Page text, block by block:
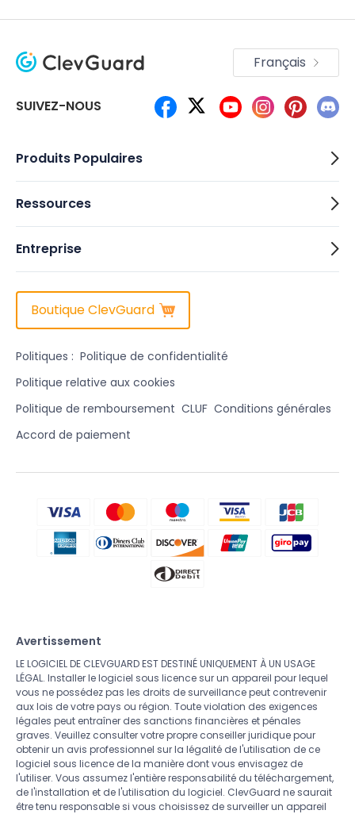
SUIVEZ-NOUS
Français
Produits Populaires
Ressources
Entreprise
Boutique ClevGuard
Politiques : Politique de confidentialité
Politique relative aux cookies
Politique de remboursement CLUF Conditions générales
Accord de paiement
Avertissement
LE LOGICIEL DE CLEVGUARD EST DESTINÉ UNIQUEMENT À UN USAGE
LÉGAL. Installer le logiciel sous licence sur un appareil pour lequel
vous ne possédez pas les droits de surveillance peut contrevenir
aux lois de votre pays ou région. Toute violation des exigences
légales peut entraîner des sanctions financières et pénales
graves. Veuillez consulter votre propre conseiller juridique pour
obtenir un avis professionnel sur la légalité de l'utilisation de ce
logiciel sous licence de la manière dont vous envisagez de
l'utiliser. Vous assumez l'entière responsabilité du téléchargement,
de l'installation et de l'utilisation du logiciel. ClevGuard ne saurait
être tenu responsable si vous choisissez de surveiller un appareil